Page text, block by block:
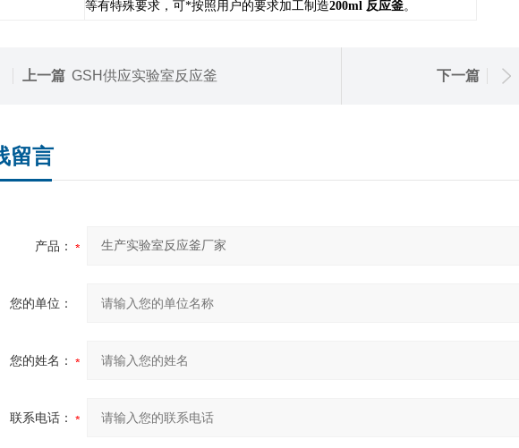
等有特殊要求，可*按照用户的要求加工制造200ml 反应釜。
上一篇 GSH供应实验室反应釜 下一篇
留言
产品：
您的单位：
您的姓名：
联系电话：